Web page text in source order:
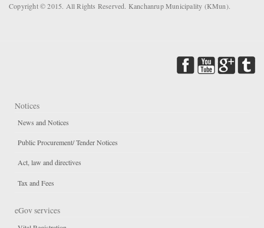
Copyright © 2015. All Rights Reserved. Kanchanrup Municipality (KMun).
Notices
News and Notices
Public Procurement/ Tender Notices
Act, law and directives
Tax and Fees
eGov services